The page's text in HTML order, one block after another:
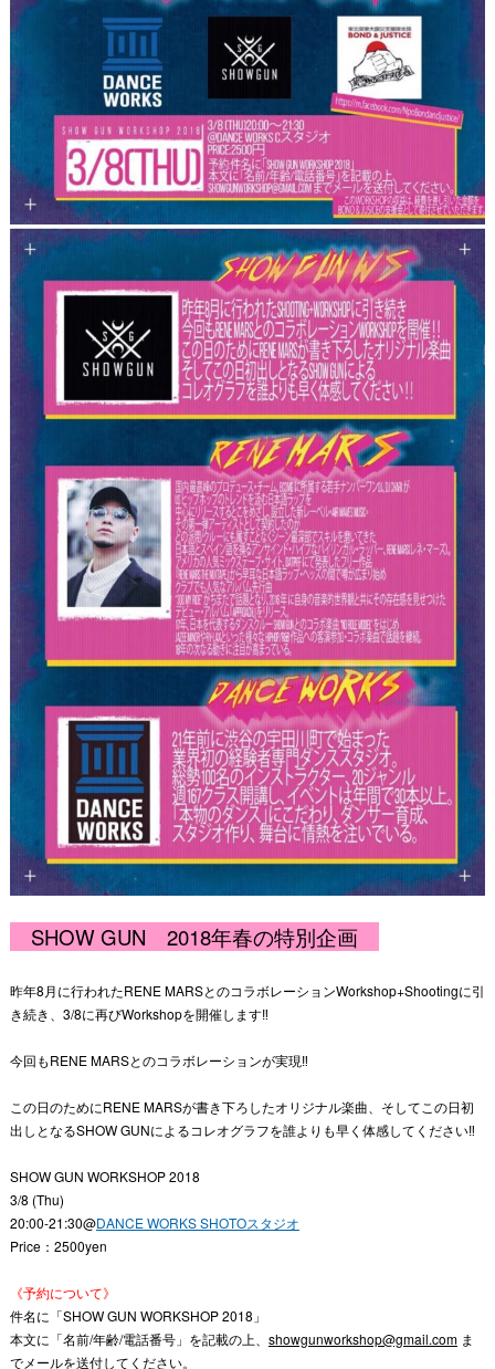
SHOW GUN 2018年春の特別企画
昨年8月に行われたRENE MARSとのコラボレーションWorkshop+Shootingに引
き続き、3/8に再びWorkshopを開催します‼︎
今回もRENE MARSとのコラボレーションが実現‼︎
この日のためにRENE MARSが書き下ろしたオリジナル楽曲、そしてこの日初
出しとなるSHOW GUNによるコレオグラフを誰よりも早く体感してください‼︎
SHOW GUN WORKSHOP 2018
3/8 (Thu)
20:00-21:30@DANCE WORKS SHOTOスタジオ
Price：2500yen
《予約について》
件名に「SHOW GUN WORKSHOP 2018」
本文に「名前/年齢/電話番号」を記載の上、 showgunworkshop@gmail.comま
でメールを送付してください。